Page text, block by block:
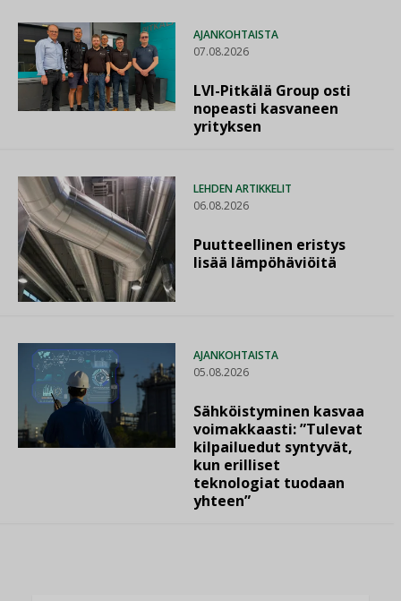
AJANKOHTAISTA
07.08.2026
LVI-Pitkälä Group osti
nopeasti kasvaneen
yrityksen
LEHDEN ARTIKKELIT
06.08.2026
Puutteellinen eristys
lisää lämpöhäviöitä
AJANKOHTAISTA
05.08.2026
Sähköistyminen kasvaa
voimakkaasti: ”Tulevat
kilpailuedut syntyvät,
kun erilliset
teknologiat tuodaan
yhteen”